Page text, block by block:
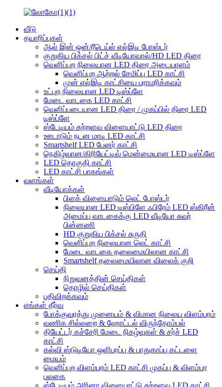
வீடு
தயாரிப்புகள்
ஆல் இன் ஒன்/ரீடெய்ல் எல்இடி போஸ்டர்
குறுகிய பிக்சல் பிட்ச் வீடியோவால்/HD LED திரை
வெளிப்புற நிலையான LED திரை அடையாளம்
வெளிப்புற ஆற்றல் சேமிப்பு LED காட்சி
முன் எல்இடி காட்சியை பராமரிக்கவும்
உட்புற நிலையான LED டிஸ்ப்ளே
மேடை வாடகை LED காட்சி
வெளிப்படையான LED திரை / முகப்பில் திரை LED
டிஸ்ப்ளே
ஸ்டேடியம் சுற்றளவு விளையாட்டு LED திரை
ஊடாடும் நடன மாடி LED காட்சி
Smartshelf LED பேனர் காட்சி
நெகிழ்வான/கிரியேட்டிவ் மென்மையான LED டிஸ்ப்ளே
LED தொகுதி காட்சி
LED காட்சி பாகங்கள்
வளங்கள்
வீடியோக்கள்
பிளக் விளையாடும் லெட் போஸ்டர்
நிலையான LED டிஸ்பிளே ஃபிரேம் LED ஸ்கிரீன்
அமைப்பு வாடகைக்கு LED வீடியோ சுவர்
பின்னணி
HD குறுகிய பிக்சல் சுருதி
வெளிப்புற நிலையான லெட் காட்சி
மேடை வாடகை தலைமையிலான காட்சி
Smartshelf தலைமையிலான விலைக் குறி
செய்தி
நிறுவனத்தின் செய்திகள்
தொழில் செய்திகள்
பதிவிறக்கவும்
எங்கள் தீர்வு
போக்குவரத்து முனையம் & விமான நிலைய விளம்பரம்
வணிக சில்லறை & ஹோட்டல் விருந்தோம்பல்
தியேட்டர் கச்சேரி மேடை நிகழ்வுகள் & சர்ச் LED
காட்சி
கல்வி ஸ்டுடியோ ஒளிபரப்பு & பாதுகாப்பு கட்டளை
மையம்
வெளிப்புற விளம்பரம் LED காட்சி முகப்பு & விளம்பர
பலகை
ஸ்டேடியம் அரினா விளையாட்டு சுற்றளவு LED காட்சி